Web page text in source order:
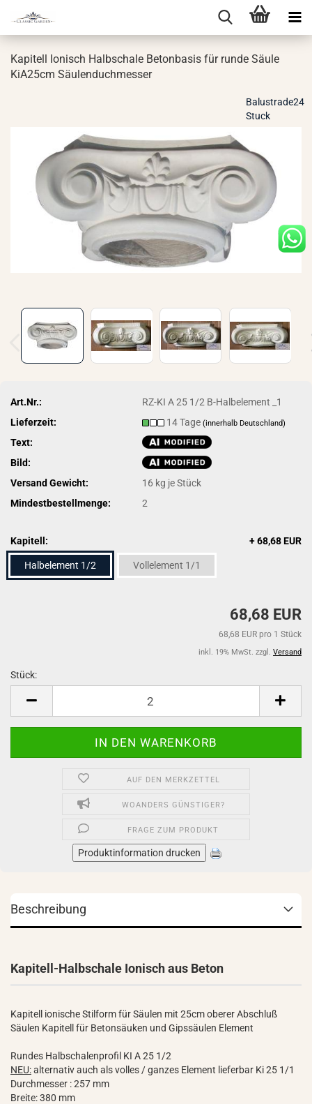
Ka­pi­tell Io­ni­sch Halb­scha­le Be­ton­ba­sis für runde Säule
KiA25cm Säu­len­duch­mes­ser
Balustrade24
Stuck
Art.Nr.:
RZ-KI A 25 1/2 B-Halbelement _1
Lieferzeit:
14 Tage(innerhalb Deutschland)
Text:
Bild:
Versand Gewicht:
16 kg je Stück
Mindestbestellmenge:
2
Kapitell: + 68,68 EUR
Halbelement 1/2 Vollelement 1/1
68,68 EUR
68,68 EUR pro 1 Stück
inkl. 19% MwSt. zzgl. Versand
Stück:
AUF DEN MERKZETTEL
WOANDERS GÜNSTIGER?
FRAGE ZUM PRODUKT
Produktinformation drucken
Beschreibung
Kapitell-Halbschale Ionisch aus Beton
Kapitell ionische Stilform für Säulen mit 25cm oberer Abschluß
Säulen Kapitell für Betonsäuken und Gipssäulen Element
Rundes Halbschalenprofil KI A 25 1/2
NEU:alternativ auch als volles / ganzes Element lieferbar Ki 25 1/1
Durchmesser : 257 mm
Breite: 380 mm